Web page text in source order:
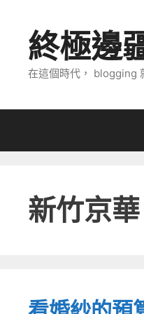
終極邊
在這個時代， blogging
新竹京華